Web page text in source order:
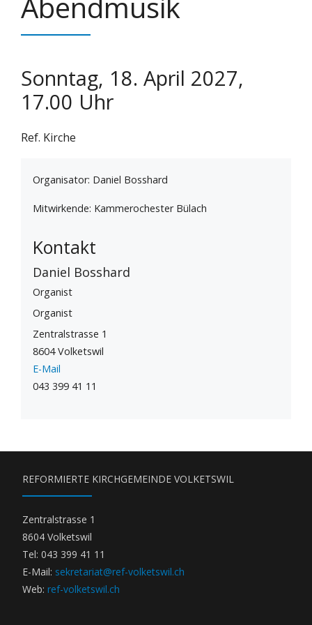
Sonntag, 18. April 2027,
17.00 Uhr
Ref. Kirche
Organisator: Daniel Bosshard
Mitwirkende: Kammerochester Bülach
Kontakt
Daniel Bosshard
Organist
Organist
Zentralstrasse 1
8604 Volketswil
E-Mail
043 399 41 11
REFORMIERTE KIRCHGEMEINDE VOLKETSWIL
Zentralstrasse 1
8604 Volketswil
Tel: 043 399 41 11
E-Mail: sekretariat@ref-volketswil.ch
Web: ref-volketswil.ch